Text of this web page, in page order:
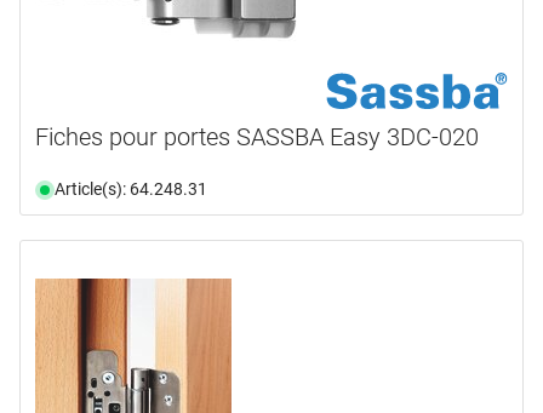
Fiches pour portes SASSBA Easy 3DC-020
Article(s): 64.248.31